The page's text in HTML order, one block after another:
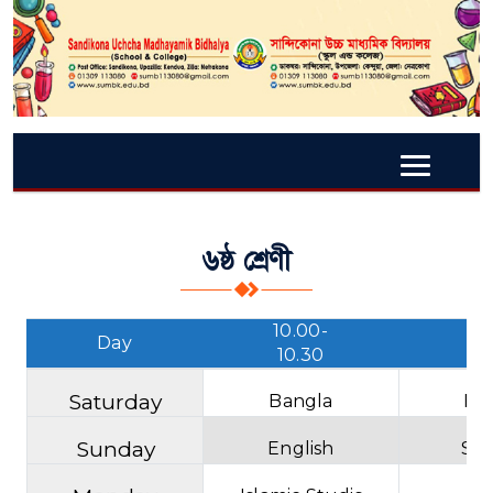
৬ষ্ঠ শ্রেণী
Day
10.00-
10.30
Saturday Bangla
Sunday English